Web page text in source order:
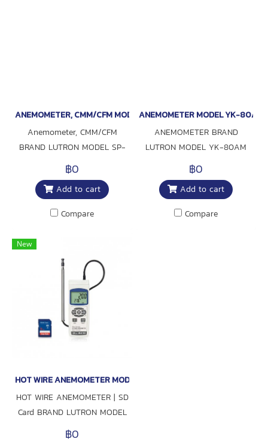
ANEMOMETER, CMM/CFM MODEL SP-7000
Anemometer, CMM/CFM
BRAND LUTRON MODEL SP-
7000
฿0
Add to cart
Compare
ANEMOMETER MODEL YK-80AM
ANEMOMETER BRAND
LUTRON MODEL YK-80AM
฿0
Add to cart
Compare
New
HOT WIRE ANEMOMETER MODEL AM-4214SD
HOT WIRE ANEMOMETER | SD
Card BRAND LUTRON MODEL
AM-4214SD
฿0